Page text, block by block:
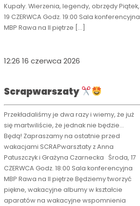
Kupały. Wierzenia, legendy, obrzędy Piątek,
19 CZERWCA Godz. 19:00 Sala konferencyjna
MBP Rawa na II piętrze […]
12:26 16 czerwca 2026
Scrapwarszaty
Przekładaliśmy je dwa razy i wiemy, że już
się martwiliście, że jednak nie będzie…
Będą! Zapraszamy na ostatnie przed
wakacjami SCRAPwarsztaty z Anna
Patuszczyk i Grażyna Czarnecka Środa, 17
CZERWCA Godz. 18:00 Sala konferencyjna
MBP Rawa na II piętrze Będziemy tworzyć
piękne, wakacyjne albumy w kształcie
aparatów na wakacyjne wspomnienia